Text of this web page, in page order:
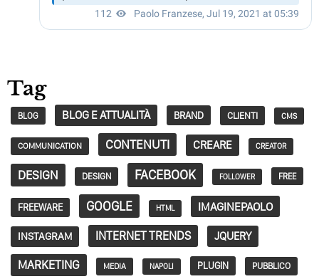
Tag
BLOG BLOG E ATTUALITÀ BRAND CLIENTI CMS
COMMUNICATION CONTENUTI CREARE CREATOR
DESIGN DESIGN FACEBOOK FOLLOWER FREE
FREEWARE GOOGLE HTML IMAGINEPAOLO
INSTAGRAM INTERNET TRENDS JQUERY
MARKETING MEDIA NAPOLI PLUGIN PUBBLICO